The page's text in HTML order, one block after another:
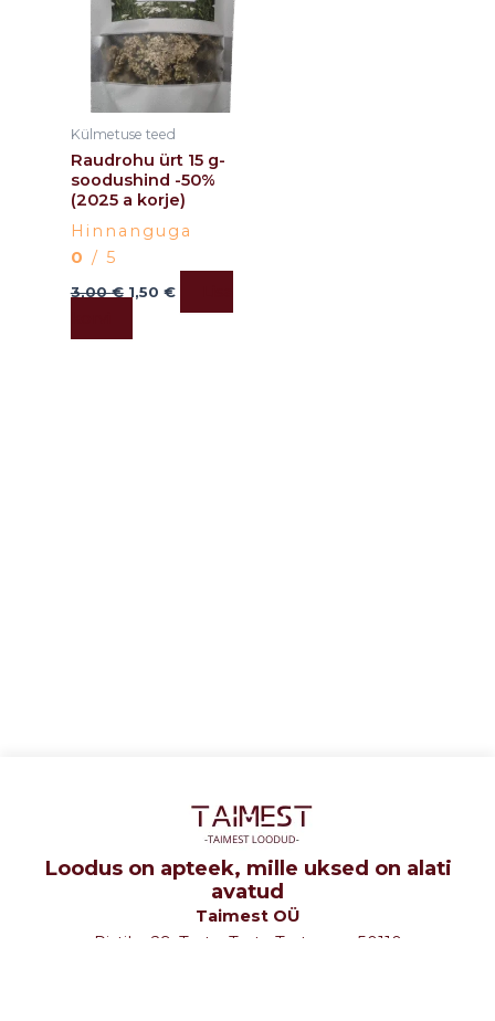
Külmetuse teed
Raudrohu ürt 15 g-
soodushind -50%
(2025 a korje)
Hinnanguga
0 / 5
3,00€ 1,50 €
Loodus on apteek, mille uksed on alati
avatud
Taimest OÜ
Ristiku 29, Tartu, Tartu Tartumaa 50110